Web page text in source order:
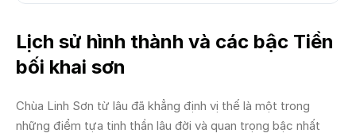
Lịch sử hình thành và các bậc Tiền
bối khai sơn
Chùa Linh Sơn từ lâu đã khẳng định vị thế là một trong
những điểm tựa tinh thần lâu đời và quan trọng bậc nhất